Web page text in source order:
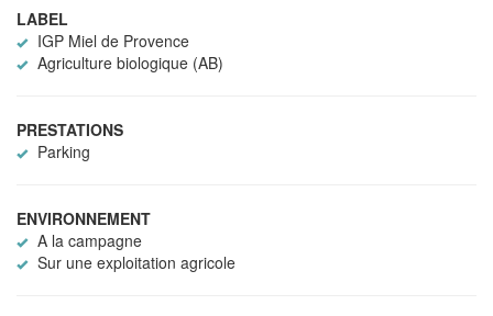
LABEL
IGP Miel de Provence
Agriculture biologique (AB)
PRESTATIONS
Parking
ENVIRONNEMENT
A la campagne
Sur une exploitation agricole